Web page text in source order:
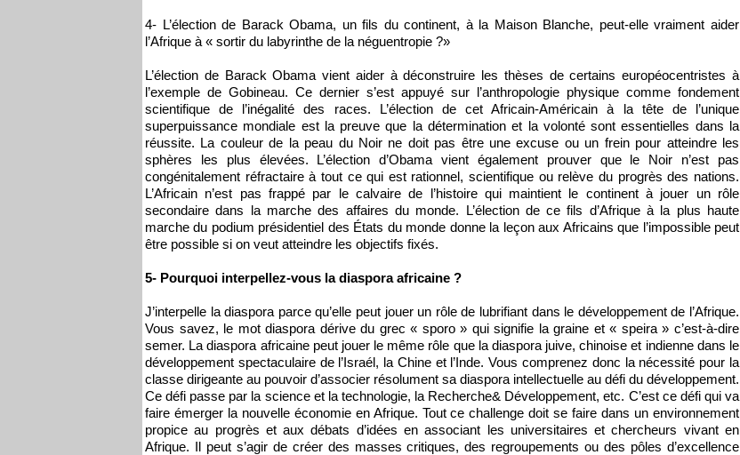
4- L’élection de Barack Obama, un fils du continent, à la Maison Blanche, peut-elle vraiment aider
l’Afrique à « sortir du labyrinthe de la néguentropie ?»
L’élection de Barack Obama vient aider à déconstruire les thèses de certains européocentristes à
l’exemple de Gobineau. Ce dernier s’est appuyé sur l’anthropologie physique comme fondement
scientifique de l’inégalité des races. L’élection de cet Africain-Américain à la tête de l’unique
superpuissance mondiale est la preuve que la détermination et la volonté sont essentielles dans la
réussite. La couleur de la peau du Noir ne doit pas être une excuse ou un frein pour atteindre les
sphères les plus élevées. L’élection d’Obama vient également prouver que le Noir n’est pas
congénitalement réfractaire à tout ce qui est rationnel, scientifique ou relève du progrès des nations.
L’Africain n’est pas frappé par le calvaire de l’histoire qui maintient le continent à jouer un rôle
secondaire dans la marche des affaires du monde. L’élection de ce fils d’Afrique à la plus haute
marche du podium présidentiel des États du monde donne la leçon aux Africains que l’impossible peut
être possible si on veut atteindre les objectifs fixés.
5- Pourquoi interpellez-vous la diaspora africaine ?
J’interpelle la diaspora parce qu’elle peut jouer un rôle de lubrifiant dans le développement de l’Afrique.
Vous savez, le mot diaspora dérive du grec « sporo » qui signifie la graine et « speira » c’est-à-dire
semer. La diaspora africaine peut jouer le même rôle que la diaspora juive, chinoise et indienne dans le
développement spectaculaire de l’Israél, la Chine et l’Inde. Vous comprenez donc la nécessité pour la
classe dirigeante au pouvoir d’associer résolument sa diaspora intellectuelle au défi du développement.
Ce défi passe par la science et la technologie, la Recherche& Développement, etc. C’est ce défi qui va
faire émerger la nouvelle économie en Afrique. Tout ce challenge doit se faire dans un environnement
propice au progrès et aux débats d’idées en associant les universitaires et chercheurs vivant en
Afrique. Il peut s’agir de créer des masses critiques, des regroupements ou des pôles d’excellence